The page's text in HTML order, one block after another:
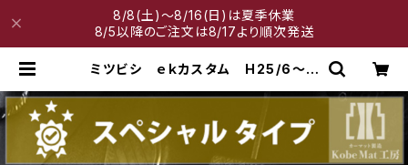
8/8(土)～8/16(日)は夏季休業
8/5以降のご注文は8/17より順次発送
ミツビシ ｅｋカスタム H25/6〜H
ーマット スペシャルタイプ | 神戸マ